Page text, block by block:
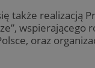
także realizacją
wspierającego
oraz